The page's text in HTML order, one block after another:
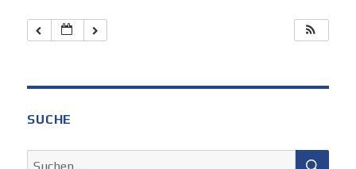
SUCHE
Suchen